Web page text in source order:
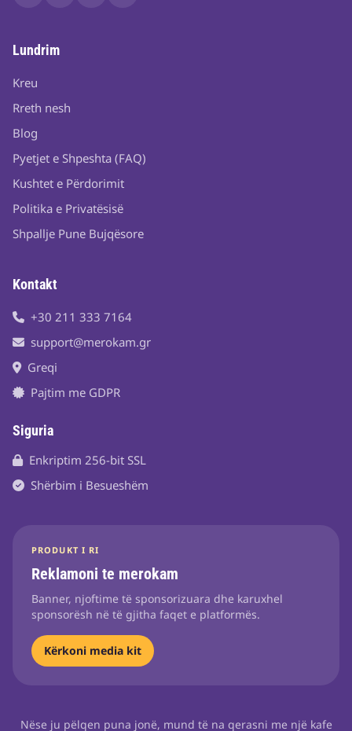
Lundrim
Kreu
Rreth nesh
Blog
Pyetjet e Shpeshta (FAQ)
Kushtet e Përdorimit
Politika e Privatësisë
Shpallje Pune Bujqësore
Kontakt
+30 211 333 7164
support@merokam.gr
Greqi
Pajtim me GDPR
Siguria
Enkriptim 256-bit SSL
Shërbim i Besueshëm
PRODUKT I RI
Reklamoni te merokam
Banner, njoftime të sponsorizuara dhe karuxhel
sponsorësh në të gjitha faqet e platformës.
Kërkoni media kit
Nëse ju pëlqen puna jonë, mund të na qerasni me një kafe